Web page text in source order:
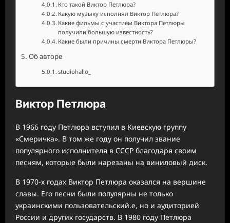
Кто такой Виктор Петлюра?
Какую музыку исполнял Виктор Петлюра?
Какие фильмы с участием Виктора Петлюры
получили большую известность?
Какие были причины смерти Виктора Петлюры?
Об авторе
studiohallo_
Виктор Петлюра
В 1966 году Петлюра вступил в Киевскую группу
«Смеричка». В том же году он получил звание
популярного исполнителя в СССР благодаря своим
песням, которые были нарезаны на виниловый диск.
В 1970-х годах Виктор Петлюра оказался на вершине
славы. Его песни были популярны не только
украинскими пользовательский.е, но и аудиторией
России и других государств. В 1980 году Петлюра